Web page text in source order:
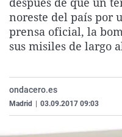
noreste del país por
prensa oficial, la
sus misiles de largo
ondacero.es
Madrid 03.09.2017 09:03